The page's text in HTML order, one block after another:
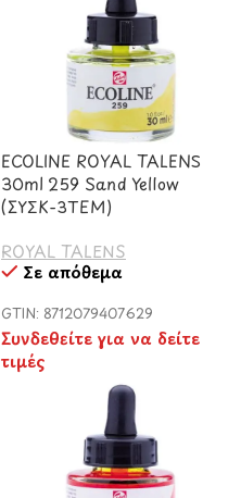
ECOLINE ROYAL TALENS
30ml 259 Sand Yellow
(ΣΥΣΚ-3TEM)
ROYAL TALENS
Σε απόθεμα
GTIN: 8712079407629
Συνδεθείτε για να δείτε
τιμές